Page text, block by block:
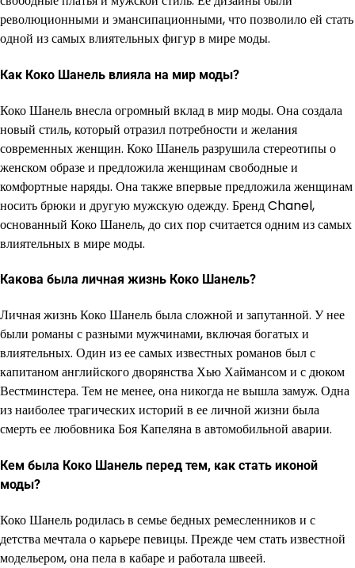
революционными и эмансипационными, что позволило ей стать
одной из самых влиятельных фигур в мире моды.
Как Коко Шанель влияла на мир моды?
Коко Шанель внесла огромный вклад в мир моды. Она создала
новый стиль, который отразил потребности и желания
современных женщин. Коко Шанель разрушила стереотипы о
женском образе и предложила женщинам свободные и
комфортные наряды. Она также впервые предложила женщинам
носить брюки и другую мужскую одежду. Бренд Chanel,
основанный Коко Шанель, до сих пор считается одним из самых
влиятельных в мире моды.
Какова была личная жизнь Коко Шанель?
Личная жизнь Коко Шанель была сложной и запутанной. У нее
были романы с разными мужчинами, включая богатых и
влиятельных. Один из ее самых известных романов был с
капитаном английского дворянства Хью Хаймансом и с дюком
Вестминстера. Тем не менее, она никогда не вышла замуж. Одна
из наиболее трагических историй в ее личной жизни была
смерть ее любовника Боя Капеляна в автомобильной аварии.
Кем была Коко Шанель перед тем, как стать иконой
моды?
Коко Шанель родилась в семье бедных ремесленников и с
детства мечтала о карьере певицы. Прежде чем стать известной
модельером, она пела в кабаре и работала швеей.